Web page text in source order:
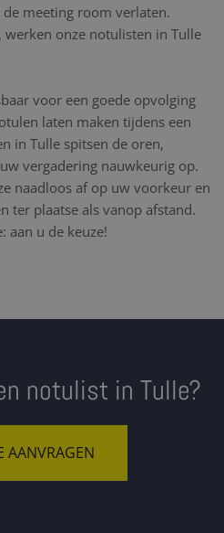
meeting room verlaten.
onze notulisten in Tulle
voor een goede opvolging
laten maken tijdens een
in Tulle spitsen de oren,
vergadering nauwkeurig op.
naadloos af op uw voorkeur en
ter plaatse als vanop afstand.
aan u de keuze!
notulist in Tulle?
AANVRAGEN